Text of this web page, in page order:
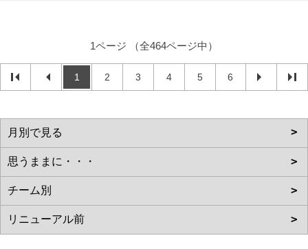
1ページ （全464ページ中）
1 2 3 4 5 6